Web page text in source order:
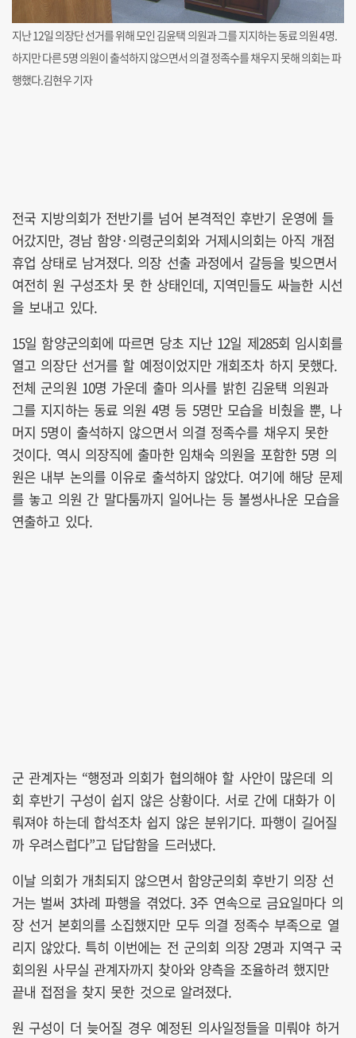
지난 12일 의장단 선거를 위해 모인 김윤택 의원과 그를 지지하는 동료 의원 4명.
하지만 다른 5명 의원이 출석하지 않으면서 의결 정족수를 채우지 못해 의회는 파
행했다.김현우 기자
전국 지방의회가 전반기를 넘어 본격적인 후반기 운영에 들
어갔지만, 경남 함양·의령군의회와 거제시의회는 아직 개점
휴업 상태로 남겨졌다. 의장 선출 과정에서 갈등을 빚으면서
여전히 원 구성조차 못 한 상태인데, 지역민들도 싸늘한 시선
을 보내고 있다.
15일 함양군의회에 따르면 당초 지난 12일 제285회 임시회를
열고 의장단 선거를 할 예정이었지만 개회조차 하지 못했다.
전체 군의원 10명 가운데 출마 의사를 밝힌 김윤택 의원과
그를 지지하는 동료 의원 4명 등 5명만 모습을 비췄을 뿐, 나
머지 5명이 출석하지 않으면서 의결 정족수를 채우지 못한
것이다. 역시 의장직에 출마한 임채숙 의원을 포함한 5명 의
원은 내부 논의를 이유로 출석하지 않았다. 여기에 해당 문제
를 놓고 의원 간 말다툼까지 일어나는 등 볼썽사나운 모습을
연출하고 있다.
군 관계자는 “행정과 의회가 협의해야 할 사안이 많은데 의
회 후반기 구성이 쉽지 않은 상황이다. 서로 간에 대화가 이
뤄져야 하는데 합석조차 쉽지 않은 분위기다. 파행이 길어질
까 우려스럽다”고 답답함을 드러냈다.
이날 의회가 개최되지 않으면서 함양군의회 후반기 의장 선
거는 벌써 3차례 파행을 겪었다. 3주 연속으로 금요일마다 의
장 선거 본회의를 소집했지만 모두 의결 정족수 부족으로 열
리지 않았다. 특히 이번에는 전 군의회 의장 2명과 지역구 국
회의원 사무실 관계자까지 찾아와 양측을 조율하려 했지만
끝내 접점을 찾지 못한 것으로 알려졌다.
원 구성이 더 늦어질 경우 예정된 의사일정들을 미뤄야 하거